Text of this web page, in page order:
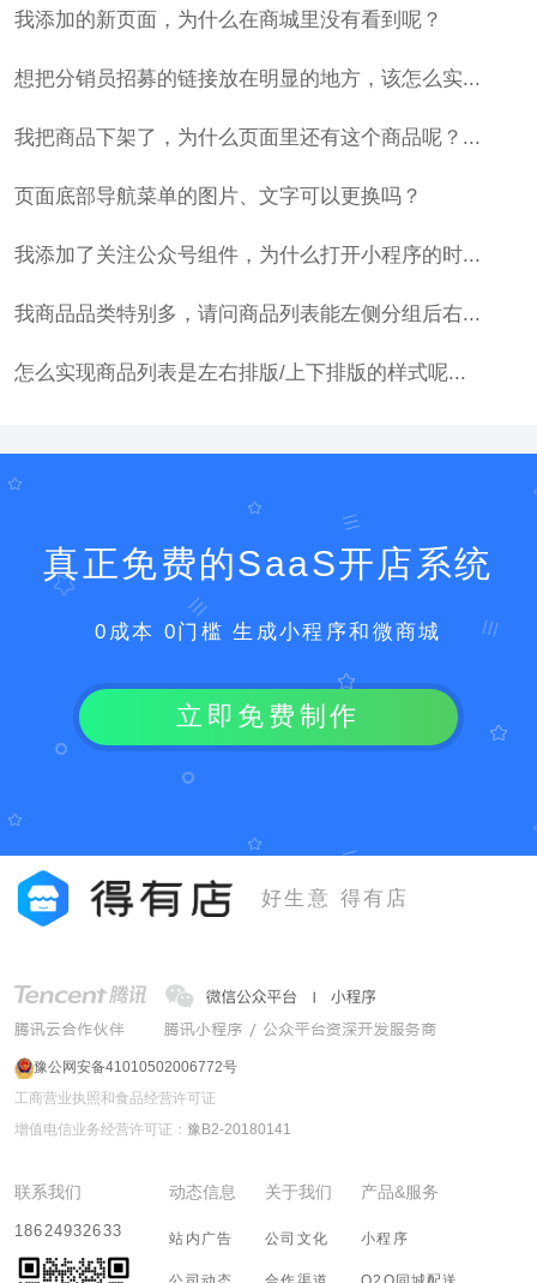
我添加的新页面，为什么在商城里没有看到呢？
想把分销员招募的链接放在明显的地方，该怎么实...
我把商品下架了，为什么页面里还有这个商品呢？...
页面底部导航菜单的图片、文字可以更换吗？
我添加了关注公众号组件，为什么打开小程序的时...
我商品品类特别多，请问商品列表能左侧分组后右...
怎么实现商品列表是左右排版/上下排版的样式呢...
真正免费的SaaS开店系统
0成本 0门槛 生成小程序和微商城
立即免费制作
好生意 得有店
豫公网安备41010502006772号
工商营业执照和食品经营许可证
增值电信业务经营许可证： 豫B2-20180141
联系我们
18624932633
动态信息
站内广告
关于我们
公司文化
产品&服务
小程序